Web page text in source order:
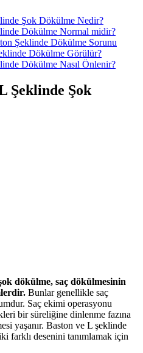
Şok Dökülme Nedir?
Dökülme Normal midir?
Şeklinde Dökülme Sorunu
Dökülme Görülür?
Dökülme Nasıl Önlenir?
Şeklinde Şok
dökülme, saç dökülmesinin
Bunlar genellikle saç
Saç ekimi operasyonu
bir süreliğine dinlenme fazına
yaşanır. Baston ve L şeklinde
farklı desenini tanımlamak için